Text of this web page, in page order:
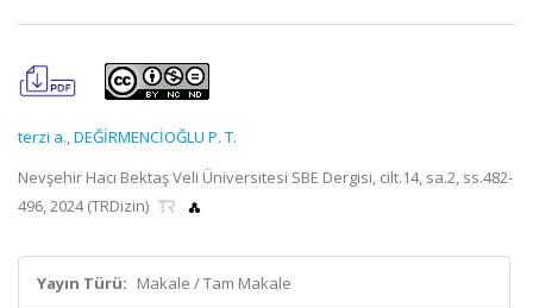
terzi a.,DEĞİRMENCİOĞLU P. T.
Nevşehir Hacı Bektaş Veli Üniversitesi SBE Dergisi, cilt.14, sa.2, ss.482-
496, 2024 (TRDizin)
Yayın Türü: Makale / Tam Makale